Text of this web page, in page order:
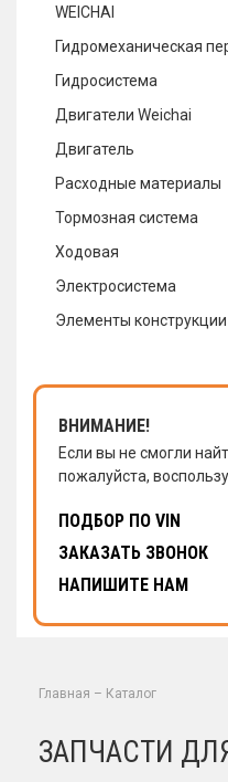
WEICHAI
Гидромеханическая
Гидросистема
Двигатели Weichai
Двигатель
Расходные материалы
Тормозная система
Ходовая
Электросистема
Элементы конструкции
ВНИМАНИЕ!
Если вы не смогли
пожалуйста,
ПОДБОР ПО VIN
ЗАКАЗАТЬ ЗВОНОК
НАПИШИТЕ НАМ
Главная – Каталог
ЗАПЧАСТИ